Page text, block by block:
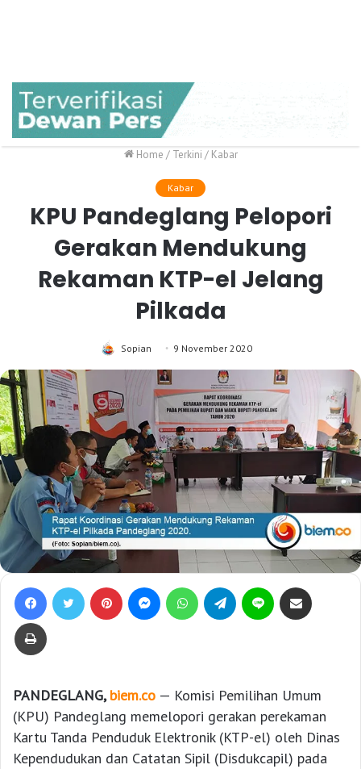
Home / Terkini / Kabar
Kabar
KPU Pandeglang Pelopori
Gerakan Mendukung
Rekaman KTP-el Jelang
Pilkada
Sopian 9 November 2020
PANDEGLANG, biem.co — Komisi Pemilihan Umum
(KPU) Pandeglang memelopori gerakan perekaman
Kartu Tanda Penduduk Elektronik (KTP-el) oleh Dinas
Kependudukan dan Catatan Sipil (Disdukcapil) pada